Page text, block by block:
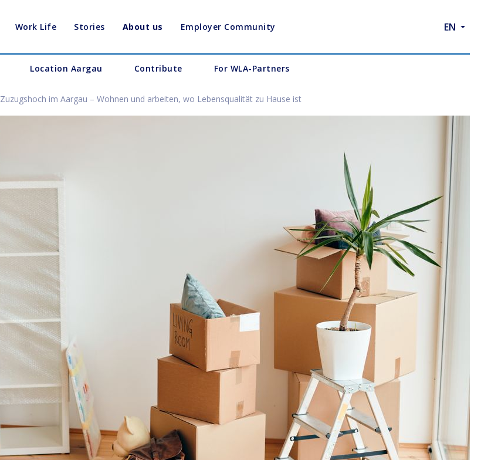
Work Life Stories About us Employer Community EN
Location Aargau Contribute For WLA-Partners
Zuzugshoch im Aargau – Wohnen und arbeiten, wo Lebensqualität zu Hause ist